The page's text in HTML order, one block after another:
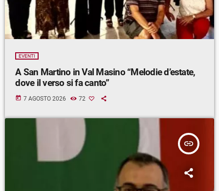
EVENTI
A San Martino in Val Masino “Melodie d’estate,
dove il verso si fa canto”
today 7 AGOSTO 2026 72
insert_link